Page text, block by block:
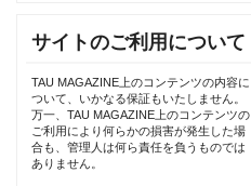
サイトのご利用について
TAU MAGAZINE上のコンテンツの内容に
ついて、いかなる保証もいたしません。
万一、TAU MAGAZINE上のコンテンツの
ご利用により何らかの損害が発生した場
合も、管理人は何ら責任を負うものでは
ありません。